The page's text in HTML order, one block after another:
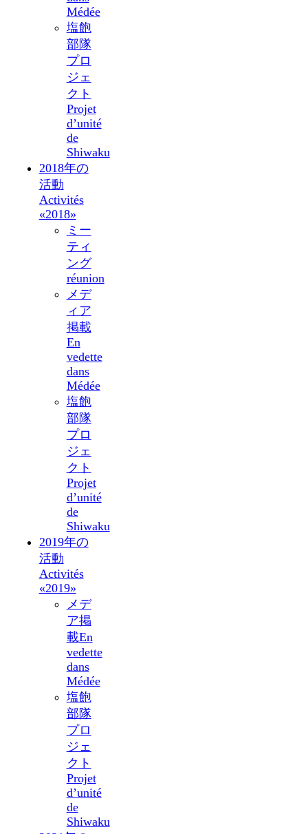
Médée
塩飽
部隊
プロ
ジェ
クト
Projet
d’unité
de
Shiwaku
2018年の
活動
Activités
«2018»
ミー
ティ
ング
réunion
メデ
ィア
掲載
En
vedette
dans
Médée
塩飽
部隊
プロ
ジェ
クト
Projet
d’unité
de
Shiwaku
2019年の
活動
Activités
«2019»
メデ
ア掲
載En
vedette
dans
Médée
塩飽
部隊
プロ
ジェ
クト
Projet
d’unité
de
Shiwaku